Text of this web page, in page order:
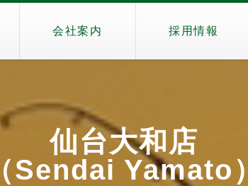
会社案内 採用情報
仙台大和店
（Sendai Yamato）